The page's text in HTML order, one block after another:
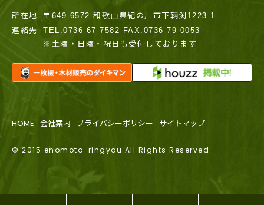
所在地
〒649-6572 和歌山県紀の川市下鞆渕1223-1
連絡先
TEL:0736-67-7582 FAX:0736-79-0053
※土曜・日曜・祝日も受付しております
HOME 会社案内 プライバシーポリシー サイトマップ
© 2015 enomoto-ringyou All Rights Reserved.